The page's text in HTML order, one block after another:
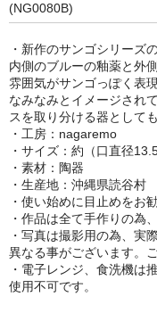
(NG0080B)
・新作のサンゴシリーズ
内側のブルーの釉薬と外
雰囲気がサンゴっぽく表
なみなみとイメージされ
スを取り分ける器として
・工房：nagaremo
・サイズ：約（口直径
・素材：陶器
・生産地：沖縄県読谷村
・使い始めに目止めをお
・作品は全て手作りの為
・写真は撮影用の為、実
異なる事がございます。
・電子レンジ、食洗機は
使用不可です。